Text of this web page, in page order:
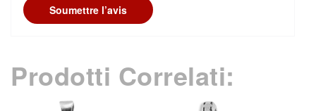
Soumettre l’avis
Prodotti Correlati: